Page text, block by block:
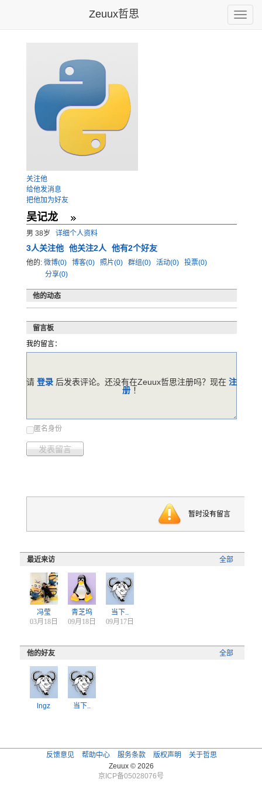
Toggle
Zeuux哲思
关注他
给他发消息
把他加为好友
吴记龙
男 38岁 详细个人资料
3人关注他 他关注2人 他有2个好友
他的: 微博(0) 博客(0) 照片(0) 群组(0) 活动(0)
投票(0)
分享(0)
他的动态
留言板
我的留言：
匿名身份
发表留言
请 登录 后发表评论。还没有在Zeuux哲思注册吗？现在 注
册 ！
暂时没有留言
全部
最近来访
冯莹
03月18日
青芝坞
09月18日
当下..
09月17日
全部
他的好友
lngz 当下..
反馈意见 帮助中心 服务条款 版权声明
关于哲思
Zeuux © 2026
京ICP备05028076号